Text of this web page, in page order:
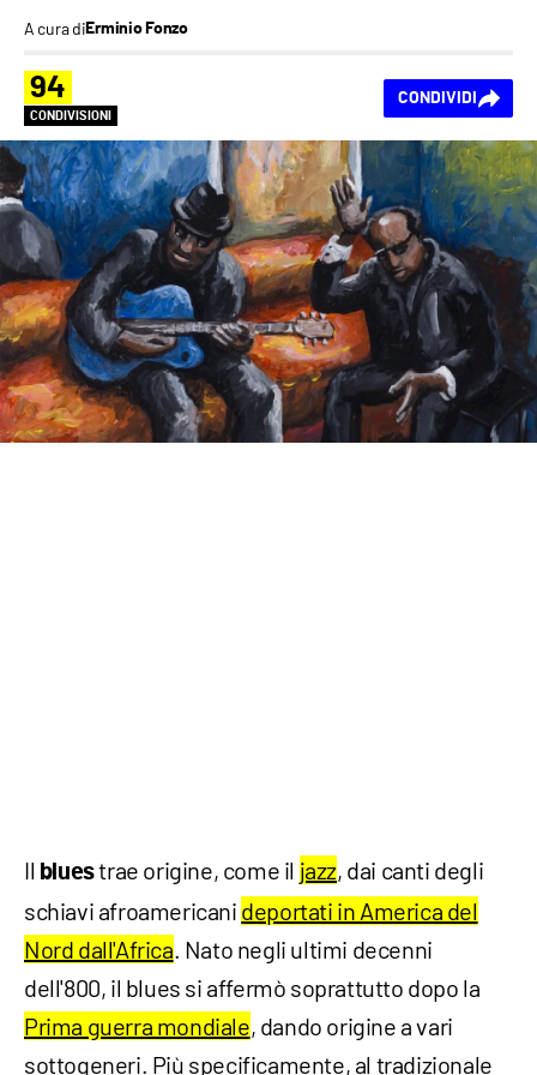
A cura diErminio Fonzo
94
CONDIVISIONI
CONDIVIDI
Il bluestrae origine, come il jazz, dai canti degli
schiavi afroamericani deportati in America del
Nord dall'Africa. Nato negli ultimi decenni
dell'800, il blues si affermò soprattutto dopo la
Prima guerra mondiale, dando origine a vari
sottogeneri. Più specificamente, al tradizionale